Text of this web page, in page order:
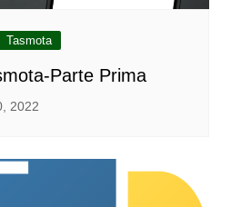
Tasmota
Parte Prima
2022